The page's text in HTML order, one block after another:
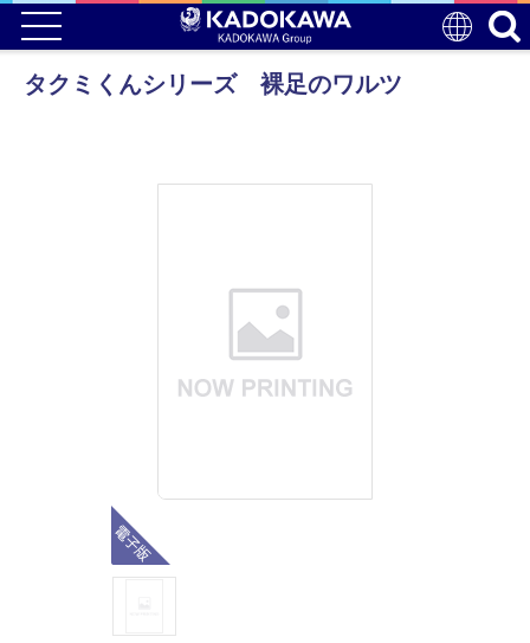
タクミくんシリーズ 裸足のワルツ